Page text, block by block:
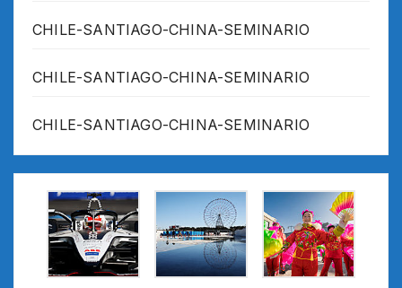
CHILE-SANTIAGO-CHINA-SEMINARIO
CHILE-SANTIAGO-CHINA-SEMINARIO
CHILE-SANTIAGO-CHINA-SEMINARIO